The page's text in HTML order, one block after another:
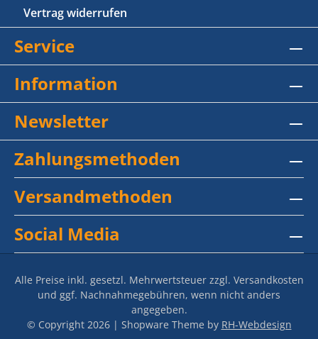
Vertrag widerrufen
Service
Information
Newsletter
Zahlungsmethoden
Versandmethoden
Social Media
Alle Preise inkl. gesetzl. Mehrwertsteuer zzgl. Versandkosten
und ggf. Nachnahmegebühren, wenn nicht anders
angegeben.
© Copyright 2026 | Shopware Theme by RH-Webdesign